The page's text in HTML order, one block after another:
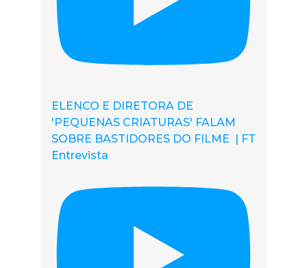
ELENCO E DIRETORA DE
'PEQUENAS CRIATURAS' FALAM
SOBRE BASTIDORES DO FILME | FT
Entrevista